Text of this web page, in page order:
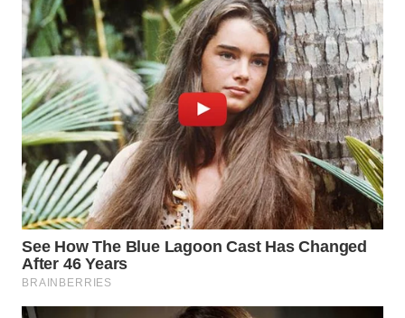
WN
BINTAN
WN
MANDALIKA
WN
LIKUPANG
WN
LABUANBAJO
WN